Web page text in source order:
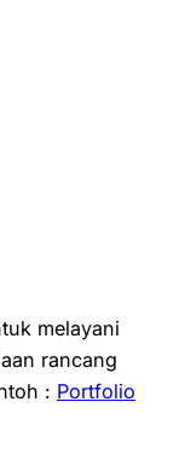
melayani
rancang
: Portfolio